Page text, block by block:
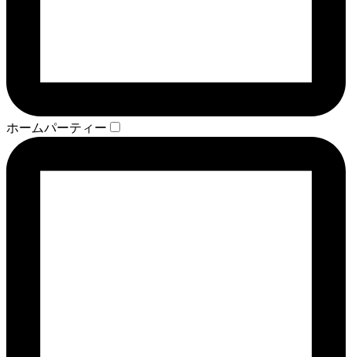
ホームパーティー